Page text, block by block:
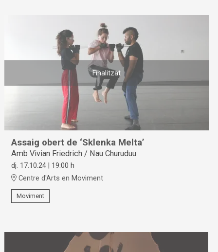
Finalitzat
Assaig obert de ‘Sklenka Melta’
Amb Vivian Friedrich / Nau Churuduu
dj. 17.10.24
19:00 h
Centre d'Arts en Moviment
Moviment